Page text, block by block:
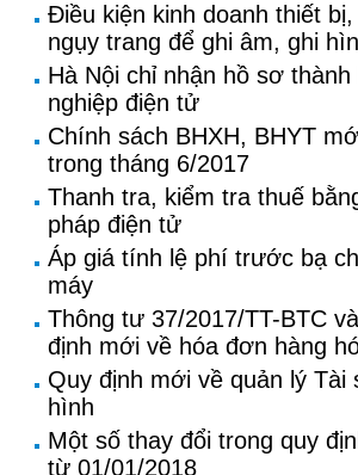
Điều kiện kinh doanh thiết
ngụy trang để ghi âm, ghi
Hà Nội chỉ nhận hồ sơ thành
nghiệp điện tử
Chính sách BHXH, BHYT
trong tháng 6/2017
Thanh tra, kiểm tra thuế
pháp điện tử
Áp giá tính lệ phí trước bạ
máy
Thông tư 37/2017/TT-BTC
định mới về hóa đơn hàng
Quy định mới về quản lý Tài
hình
Một số thay đổi trong quy
từ 01/01/2018